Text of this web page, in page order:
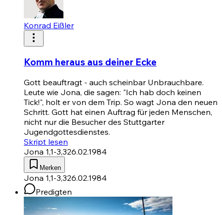
Konrad Eißler
Komm heraus aus deiner Ecke
Gott beauftragt - auch scheinbar Unbrauchbare.
Leute wie Jona, die sagen: "Ich hab doch keinen
Tick!", holt er von dem Trip. So wagt Jona den neuen
Schritt. Gott hat einen Auftrag für jeden Menschen,
nicht nur die Besucher des Stuttgarter
Jugendgottesdienstes.
Skript lesen
Jona 1,1-3,326.02.1984
Merken
Jona 1,1-3,326.02.1984
Predigten